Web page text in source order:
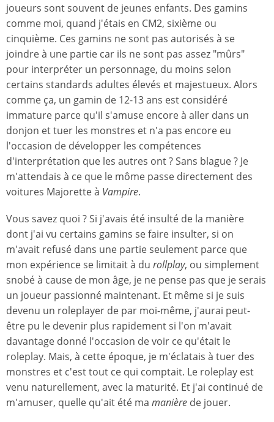
joueurs sont souvent de jeunes enfants. Des gamins
comme moi, quand j'étais en CM2, sixième ou
cinquième. Ces gamins ne sont pas autorisés à se
joindre à une partie car ils ne sont pas assez "mûrs"
pour interpréter un personnage, du moins selon
certains standards adultes élevés et majestueux. Alors
comme ça, un gamin de 12-13 ans est considéré
immature parce qu'il s'amuse encore à aller dans un
donjon et tuer les monstres et n'a pas encore eu
l'occasion de développer les compétences
d'interprétation que les autres ont ? Sans blague ? Je
m'attendais à ce que le môme passe directement des
voitures Majorette à Vampire.
Vous savez quoi ? Si j'avais été insulté de la manière
dont j'ai vu certains gamins se faire insulter, si on
m'avait refusé dans une partie seulement parce que
mon expérience se limitait à du rollplay, ou simplement
snobé à cause de mon âge, je ne pense pas que je serais
un joueur passionné maintenant. Et même si je suis
devenu un roleplayer de par moi-même, j'aurai peut-
être pu le devenir plus rapidement si l'on m'avait
davantage donné l'occasion de voir ce qu'était le
roleplay. Mais, à cette époque, je m'éclatais à tuer des
monstres et c'est tout ce qui comptait. Le roleplay est
venu naturellement, avec la maturité. Et j'ai continué de
m'amuser, quelle qu'ait été ma manière de jouer.